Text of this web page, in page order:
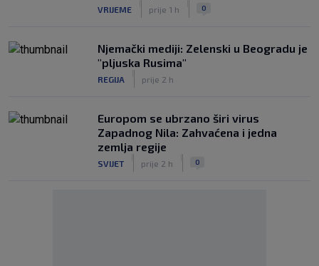
VRIJEME prije 1 h 0
Njemački mediji: Zelenski u Beogradu je
"pljuska Rusima"
REGIJA prije 2 h
Europom se ubrzano širi virus
Zapadnog Nila: Zahvaćena i jedna
zemlja regije
SVIJET prije 2 h 0